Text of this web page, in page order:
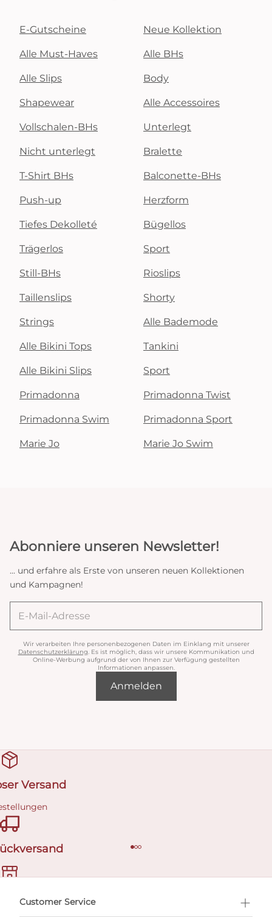
E-Gutscheine Neue Kollektion
Alle Must-Haves Alle BHs
Alle Slips Body
Shapewear Alle Accessoires
Vollschalen-BHs Unterlegt
Nicht unterlegt Bralette
T-Shirt BHs Balconette-BHs
Push-up Herzform
Tiefes Dekolleté Bügellos
Trägerlos Sport
Still-BHs Rioslips
Taillenslips Shorty
Strings Alle Bademode
Alle Bikini Tops Tankini
Alle Bikini Slips Sport
Primadonna Primadonna Twist
Primadonna Swim Primadonna Sport
Marie Jo Marie Jo Swim
Abonniere unseren Newsletter!
... und erfahre als Erste von unseren neuen Kollektionen
und Kampagnen!
Wir verarbeiten Ihre personenbezogenen Daten im Einklang mit unserer
Datenschutzerklärung . Es ist möglich, dass wir unsere Kommunikation und
Online-Werbung aufgrund der von Ihnen zur Verfügung gestellten
Informationen anpassen.
Anmelden
Versand
buchen
Customer Service